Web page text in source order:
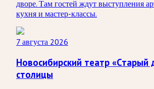
дворе. Там гостей ждут выступления
кухня и мастер-классы.
7 августа 2026
Новосибирский театр
столицы